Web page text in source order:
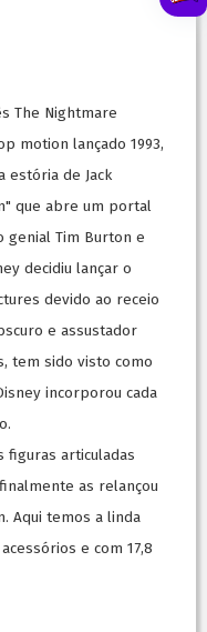
The Nightmare
motion lançado 1993,
estória de Jack
que abre um portal
genial Tim Burton e
decidiu lançar o
devido ao receio
e assustador
tem sido visto como
incorporou cada
figuras articuladas
as relançou
Aqui temos a linda
e com 17,8